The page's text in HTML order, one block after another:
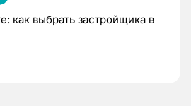
как выбрать застройщика в